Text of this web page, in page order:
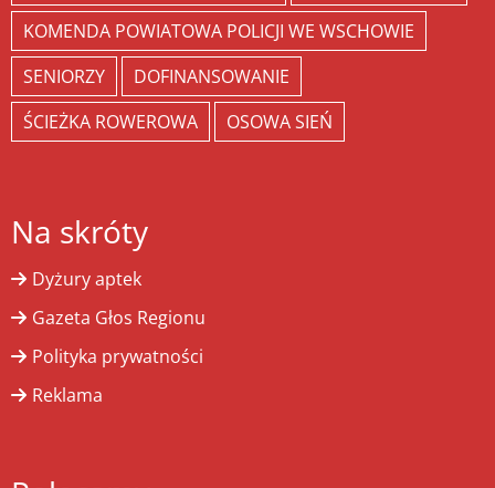
KOMENDA POWIATOWA POLICJI WE WSCHOWIE
SENIORZY
DOFINANSOWANIE
ŚCIEŻKA ROWEROWA
OSOWA SIEŃ
Na skróty
Dyżury aptek
Gazeta Głos Regionu
Polityka prywatności
Reklama